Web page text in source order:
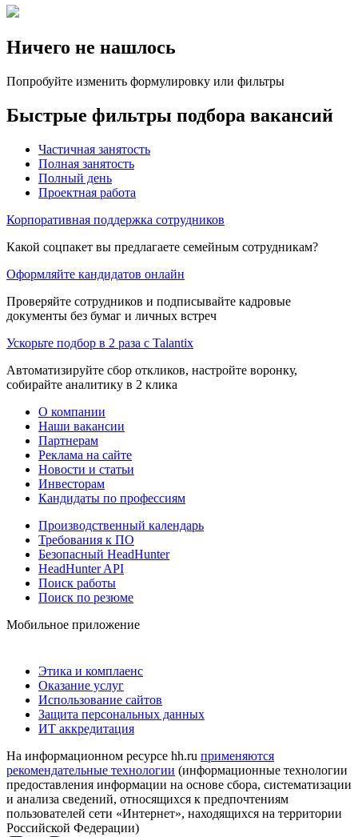
Ничего не нашлось
Попробуйте изменить формулировку или фильтры
Быстрые фильтры подбора вакансий
Частичная занятость
Полная занятость
Полный день
Проектная работа
Корпоративная поддержка сотрудников
Какой соцпакет вы предлагаете семейным сотрудникам?
Оформляйте кандидатов онлайн
Проверяйте сотрудников и подписывайте кадровые
документы без бумаг и личных встреч
Ускорьте подбор в 2 раза с Talantix
Автоматизируйте сбор откликов, настройте воронку,
собирайте аналитику в 2 клика
О компании
Наши вакансии
Партнерам
Реклама на сайте
Новости и статьи
Инвесторам
Кандидаты по профессиям
Производственный календарь
Требования к ПО
Безопасный HeadHunter
HeadHunter API
Поиск работы
Поиск по резюме
Мобильное приложение
Этика и комплаенс
Оказание услуг
Использование сайтов
Защита персональных данных
ИТ аккредитация
На информационном ресурсе hh.ru применяются
рекомендательные технологии (информационные технологии
предоставления информации на основе сбора, систематизации
и анализа сведений, относящихся к предпочтениям
пользователей сети «Интернет», находящихся на территории
Российской Федерации)